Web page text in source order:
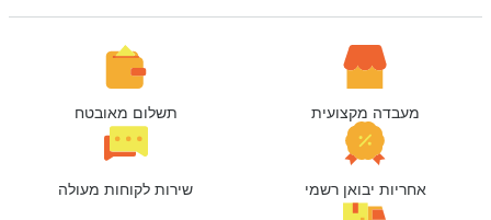
מעבדה מקצועית תשלום מאובטח
אחריות יבואן רשמי שירות לקוחות מעולה